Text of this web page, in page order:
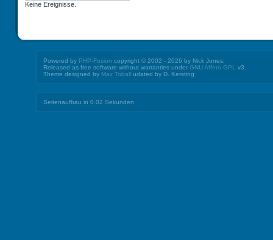
Keine Ereignisse.
Powered by PHP-Fusion copyright © 2002 - 2026 by Nick Jones.
Released as free software without warranties underGNU Affero GPL
v3.
Theme designed by Max Toball udated by D. Kersting
Seitenaufbau in 0.02 Sekunden